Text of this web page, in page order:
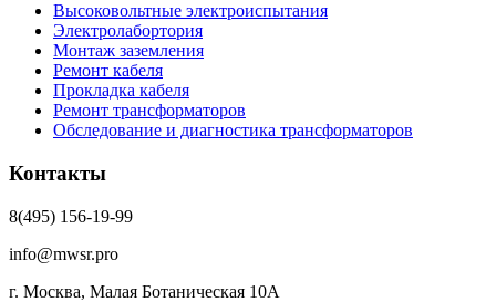
Высоковольтные электроиспытания
Электролабортория
Монтаж заземления
Ремонт кабеля
Прокладка кабеля
Ремонт трансформаторов
Обследование и диагностика трансформаторов
Контакты
8(495) 156-19-99
info@mwsr.pro
г. Москва, Малая Ботаническая 10А